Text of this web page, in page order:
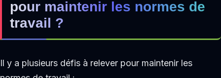
pour maintenir les normes de
travail ?
Il y a plusieurs défis à relever pour maintenir les